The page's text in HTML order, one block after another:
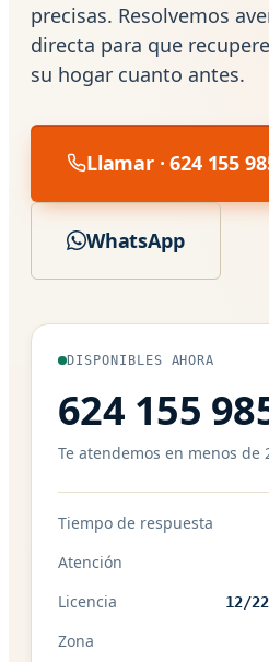
precisas. Resolvemos
directa para que
su hogar cuanto antes.
Llamar · 624 155
WhatsApp
DISPONIBLES AHORA
624 155
Te atendemos en menos de
Tiempo de respuesta
Atención
Licencia 12/
Zona